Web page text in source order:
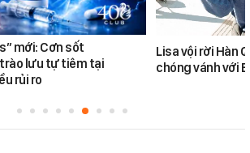
mới: Cơn sốt
lưu tự tiêm tại
rủi ro
Lisa vội rời Hàn
chóng vánh với